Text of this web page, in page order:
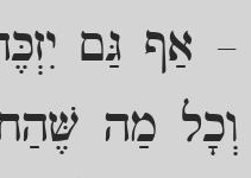
אַף גַּם
מַה